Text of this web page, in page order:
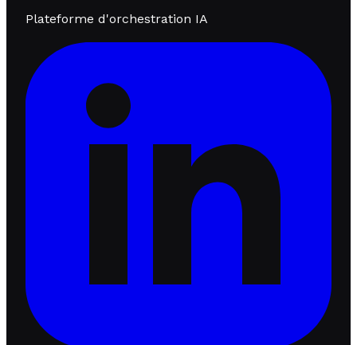
Plateforme d'orchestration IA